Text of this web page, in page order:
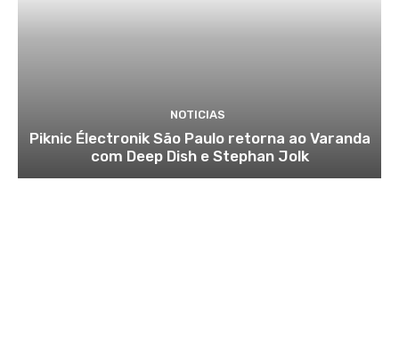
NOTICIAS
Piknic Électronik São Paulo retorna ao Varanda
com Deep Dish e Stephan Jolk